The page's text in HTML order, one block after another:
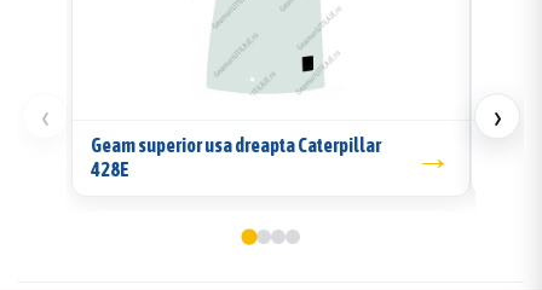
‹
Geam superior usa dreapta Caterpillar
428E
→
›